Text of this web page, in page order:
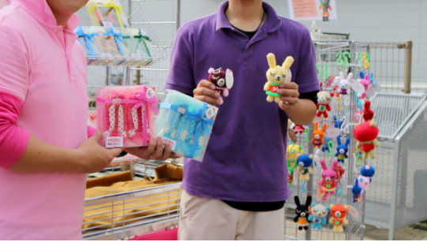
イン2023 @Patisserie
バレンタイン2023 @les pignon
s（レ・ピニヨン）
イン2023 @＆coffee
コーヒー）
バレンタイン2023 @オカモ
ト・シェ・ダムール